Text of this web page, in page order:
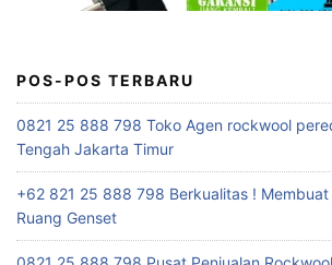
POS-POS TERBARU
0821 25 888 798 Toko Agen rockwool
Tengah Jakarta Timur
+62 821 25 888 798 Berkualitas ! Membuat
Ruang Genset